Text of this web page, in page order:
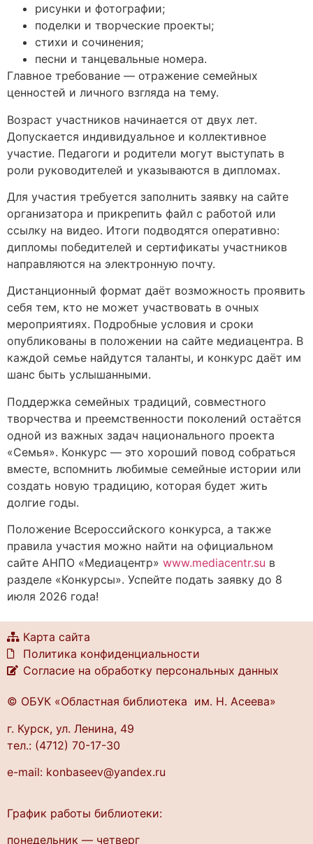
рисунки и фотографии;
поделки и творческие проекты;
стихи и сочинения;
песни и танцевальные номера.
Главное требование — отражение семейных
ценностей и личного взгляда на тему.
Возраст участников начинается от двух лет.
Допускается индивидуальное и коллективное
участие. Педагоги и родители могут выступать в
роли руководителей и указываются в дипломах.
Для участия требуется заполнить заявку на сайте
организатора и прикрепить файл с работой или
ссылку на видео. Итоги подводятся оперативно:
дипломы победителей и сертификаты участников
направляются на электронную почту.
Дистанционный формат даёт возможность проявить
себя тем, кто не может участвовать в очных
мероприятиях. Подробные условия и сроки
опубликованы в положении на сайте медиацентра. В
каждой семье найдутся таланты, и конкурс даёт им
шанс быть услышанными.
Поддержка семейных традиций, совместного
творчества и преемственности поколений остаётся
одной из важных задач национального проекта
«Семья». Конкурс — это хороший повод собраться
вместе, вспомнить любимые семейные истории или
создать новую традицию, которая будет жить
долгие годы.
Положение Всероссийского конкурса, а также
правила участия можно найти на официальном
сайте АНПО «Медиацентр» www.mediacentr.su в
разделе «Конкурсы». Успейте подать заявку до 8
июля 2026 года!
Карта сайта
Политика конфиденциальности
Согласие на обработку персональных данных
© ОБУК «Областная библиотека им. Н. Асеева»
г. Курск, ул. Ленина, 49
тел.: (4712) 70-17-30
e-mail: konbaseev@yandex.ru
График работы библиотеки:
понедельник — четверг